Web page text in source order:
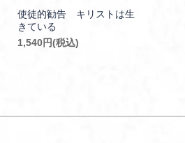
使徒的勧告 キリストは生
きている
1,540円(税込)